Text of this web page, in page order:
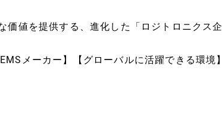
値を提供する、進化した「ロジトロニクス企
メーカー】【グローバルに活躍できる環境】